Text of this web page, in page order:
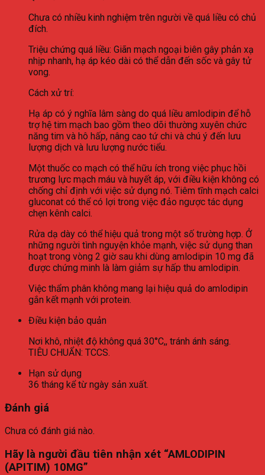
Chưa có nhiều kinh nghiệm trên người về quá liều có chủ
đích.
Triệu chứng quá liều: Giãn mạch ngoại biên gây phản xạ
nhịp nhanh, hạ áp kéo dài có thể dẫn đến sốc và gây tử
vong.
Cách xử trí:
Hạ áp có ý nghĩa lâm sàng do quá liều amlodipin để hỗ
trợ hệ tim mạch bao gồm theo dõi thường xuyên chức
năng tim và hô hấp, nâng cao tứ chi và chú ý đến lưu
lượng dịch và lưu lượng nước tiểu.
Một thuốc co mạch có thể hữu ích trong việc phục hồi
trương lực mạch máu và huyết áp, với điều kiện không có
chống chỉ định với việc sử dụng nó. Tiêm tĩnh mạch calci
gluconat có thể có lợi trong việc đảo ngược tác dụng
chẹn kênh calci.
Rửa dạ dày có thể hiệu quả trong một số trường hợp. Ở
những người tình nguyện khỏe mạnh, việc sử dụng than
hoạt trong vòng 2 giờ sau khi dùng amlodipin 10 mg đã
được chứng minh là làm giảm sự hấp thu amlodipin.
Việc thẩm phân không mang lại hiệu quả do amlodipin
gắn kết mạnh với protein.
Điều kiện bảo quản
Nơi khô, nhiệt độ không quá 30°C,, tránh ánh sáng.
TIÊU CHUẨN: TCCS.
Hạn sử dụng
36 tháng kể từ ngày sản xuất.
Đánh giá
Chưa có đánh giá nào.
Hãy là người đầu tiên nhận xét “AMLODIPIN
(APITIM) 10MG”